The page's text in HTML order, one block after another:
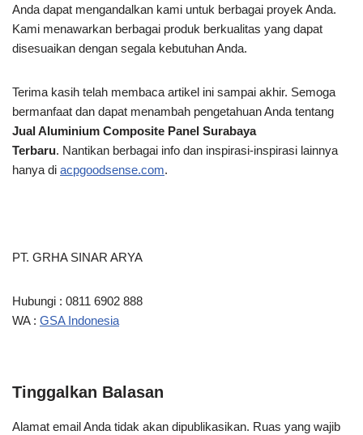
Anda dapat mengandalkan kami untuk berbagai proyek Anda.
Kami menawarkan berbagai produk berkualitas yang dapat
disesuaikan dengan segala kebutuhan Anda.
Terima kasih telah membaca artikel ini sampai akhir. Semoga
bermanfaat dan dapat menambah pengetahuan Anda tentang
Jual Aluminium Composite Panel Surabaya
Terbaru. Nantikan berbagai info dan inspirasi-inspirasi lainnya
hanya di acpgoodsense.com.
PT. GRHA SINAR ARYA
Hubungi : 0811 6902 888
WA : GSA Indonesia
Tinggalkan Balasan
Alamat email Anda tidak akan dipublikasikan. Ruas yang wajib